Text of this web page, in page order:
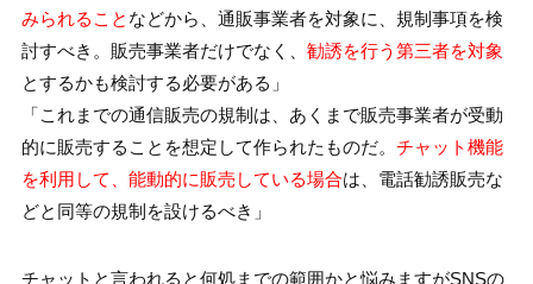
みられること などから、通販事業者を対象に、規制事項を検
討すべき。販売事業者だけでなく、 勧誘を行う第三者を対象
とするかも検討する必要がある」
「これまでの通信販売の規制は、あくまで販売事業者が受動
的に販売することを想定して作られたものだ。 チャット機能
を利用して、能動的に販売している場合は、電話勧誘販売な
どと同等の規制を設けるべき」
チャットと言われると何処までの範囲かと悩みますがSNSの